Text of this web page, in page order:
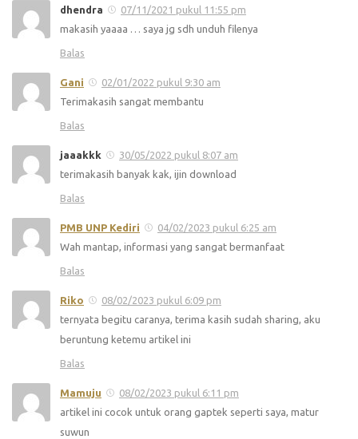
dhendra
07/11/2021 pukul 11:55 pm
makasih yaaaa … saya jg sdh unduh filenya
Balas
Gani
02/01/2022 pukul 9:30 am
Terimakasih sangat membantu
Balas
jaaakkk
30/05/2022 pukul 8:07 am
terimakasih banyak kak, ijin download
Balas
PMB UNP Kediri
04/02/2023 pukul 6:25 am
Wah mantap, informasi yang sangat bermanfaat
Balas
Riko
08/02/2023 pukul 6:09 pm
ternyata begitu caranya, terima kasih sudah sharing, aku
beruntung ketemu artikel ini
Balas
Mamuju
08/02/2023 pukul 6:11 pm
artikel ini cocok untuk orang gaptek seperti saya, matur
suwun